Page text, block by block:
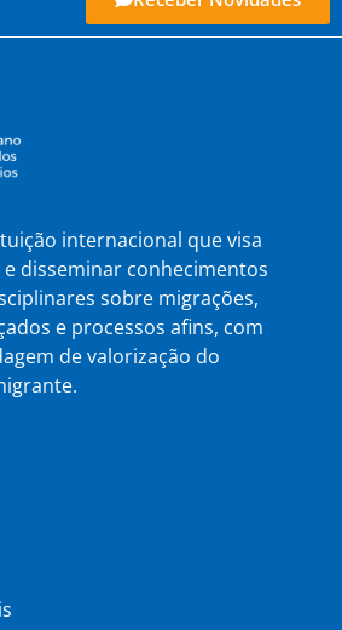
internacional que visa
disseminar conhecimentos
sobre migrações,
e processos afins, com
de valorização do